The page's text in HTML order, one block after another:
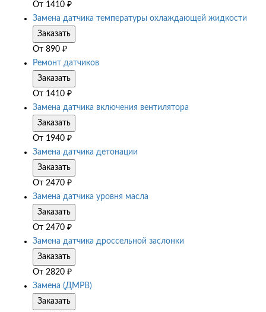
От 1410 ₽
Замена датчика температуры охлаждающей жидкости
Заказать
От 890 ₽
Ремонт датчиков
Заказать
От 1410 ₽
Замена датчика включения вентилятора
Заказать
От 1940 ₽
Замена датчика детонации
Заказать
От 2470 ₽
Замена датчика уровня масла
Заказать
От 2470 ₽
Замена датчика дроссельной заслонки
Заказать
От 2820 ₽
Замена (ДМРВ)
Заказать